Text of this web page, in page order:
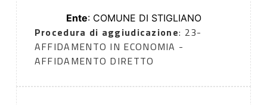
Ente: COMUNE DI STIGLIANO
Procedura di aggiudicazione: 23-
AFFIDAMENTO IN ECONOMIA -
AFFIDAMENTO DIRETTO